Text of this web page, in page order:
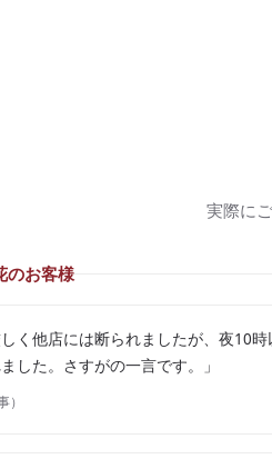
実際に
のお客様
しく他店には断られましたが、夜10
した。さすがの一言です。」